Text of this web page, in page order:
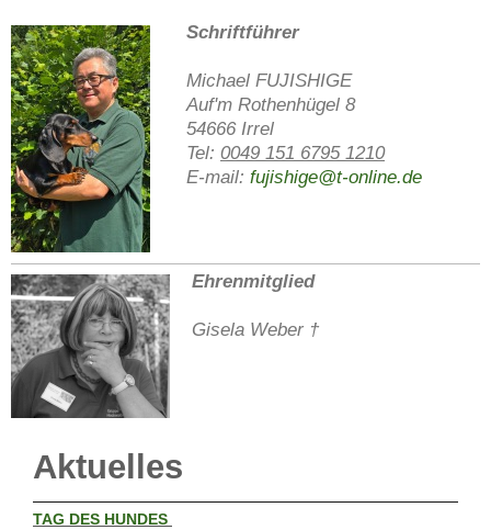
Schriftführer
Michael FUJISHIGE
Auf'm Rothenhügel 8
54666 Irrel
Tel: 0049 151 6795 1210
E-mail: fujishige@t-online.de
Ehrenmitglied
Gisela Weber †
Aktuelles
TAG DES HUNDES